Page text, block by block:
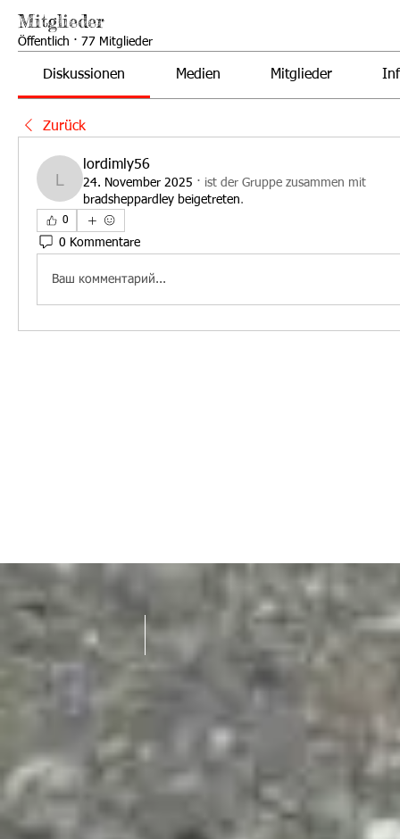
Mitglieder
Öffentlich · 77 Mitglieder
Diskussionen Medien Mitglieder
Zurück
lordimly56
lordimly56
24. November 2025 · ist der Gruppe zusammen mit
bradsheppardley beigetreten.
0
0 Kommentare
Ваш комментарий...